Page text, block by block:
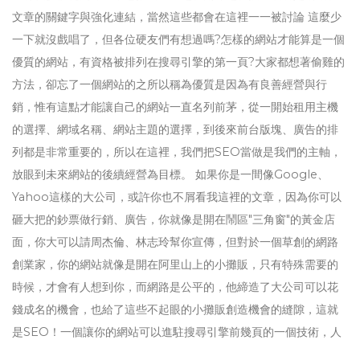
文章的關鍵字與強化連結，當然這些都會在這裡一一被討論 這麼少
一下就沒戲唱了，但各位硬友們有想過嗎?怎樣的網站才能算是一個
優質的網站，有資格被排列在搜尋引擎的第一頁?大家都想著偷雞的
方法，卻忘了一個網站的之所以稱為優質是因為有良善經營與行
銷，惟有這點才能讓自己的網站一直名列前茅，從一開始租用主機
的選擇、網域名稱、網站主題的選擇，到後來前台版塊、廣告的排
列都是非常重要的，所以在這裡，我們把SEO當做是我們的主軸，
放眼到未來網站的後續經營為目標。 如果你是一間像Google、
Yahoo這樣的大公司，或許你也不屑看我這裡的文章，因為你可以
砸大把的鈔票做行銷、廣告，你就像是開在鬧區"三角窗"的黃金店
面，你大可以請周杰倫、林志玲幫你宣傳，但對於一個草創的網路
創業家，你的網站就像是開在阿里山上的小攤販，只有特殊需要的
時候，才會有人想到你，而網路是公平的，他締造了大公司可以花
錢成名的機會，也給了這些不起眼的小攤販創造機會的縫隙，這就
是SEO！一個讓你的網站可以進駐搜尋引擎前幾頁的一個技術，人